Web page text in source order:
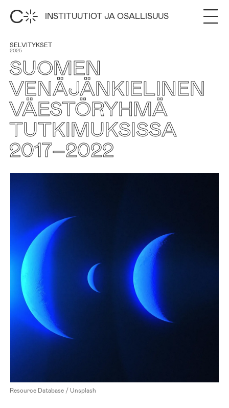
INSTITUUTIOT JA OSALLISUUS
SELVITYKSET
2025
SUOMEN
VENÄJÄNKIELINEN
VÄESTÖRYHMÄ
TUTKIMUKSISSA
2017–2022
Resource Database / Unsplash